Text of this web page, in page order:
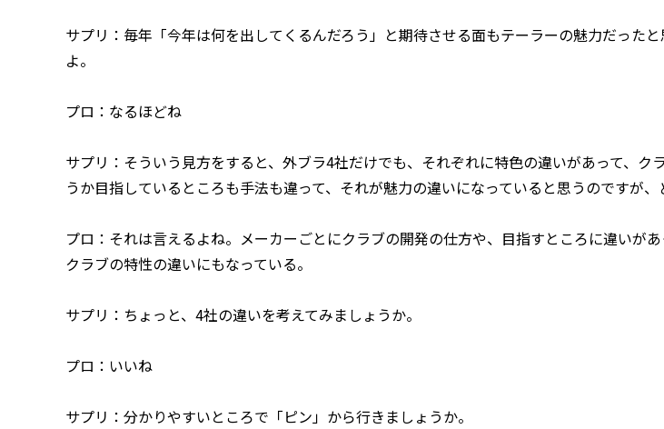
サプリ：毎年「今年は何を出してくるんだろう」と期待させる面もテーラーの魅力だった
よ。
プロ：なるほどね
サプリ：そういう見方をすると、外ブラ4社だけでも、それぞれに特色の違いがあって、ク
うか目指しているところも手法も違って、それが魅力の違いになっていると思うのですが、
プロ：それは言えるよね。メーカーごとにクラブの開発の仕方や、目指すところに違いが
クラブの特性の違いにもなっている。
サプリ：ちょっと、4社の違いを考えてみましょうか。
プロ：いいね
サプリ：分かりやすいところで「ピン」から行きましょうか。